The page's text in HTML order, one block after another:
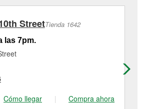
StreetTienda 1642
las 7pm.
Cómo llegar | Compra ahora